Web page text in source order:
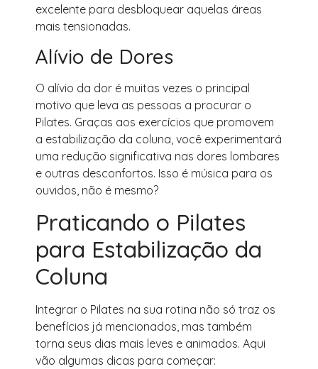
excelente para desbloquear aquelas áreas
mais tensionadas.
Alívio de Dores
O alívio da dor é muitas vezes o principal
motivo que leva as pessoas a procurar o
Pilates. Graças aos exercícios que promovem
a estabilização da coluna, você experimentará
uma redução significativa nas dores lombares
e outras desconfortos. Isso é música para os
ouvidos, não é mesmo?
Praticando o Pilates
para Estabilização da
Coluna
Integrar o Pilates na sua rotina não só traz os
benefícios já mencionados, mas também
torna seus dias mais leves e animados. Aqui
vão algumas dicas para começar: